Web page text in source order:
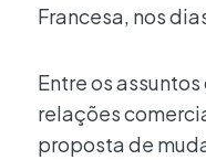
Francesa, nos
Entre os
relações
proposta de